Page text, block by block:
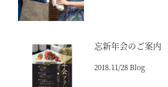
忘新年会のご案内
2018.11/28 Blog